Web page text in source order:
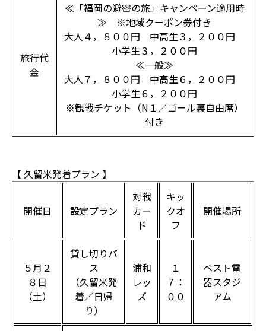
旅行代
金
≪「福岡の避密の旅」キャンペーン適用時
≫ ※地域クーポン券付き
大人４，８００円 中高生３，２００円
小学生３，２００円
≪一般≫
大人７，８００円 中高生６，２００円
小学生６，２００円
※観戦チケット（N１／ゴール裏自由席）
付き
【 久留米発着プラン 】
開催日 設定プラン
対戦
カー
ド
キッ
クオ
フ
開催場所
５月２
８日
（土）
貸し切りバ
ス
（久留米発
着／日帰
り）
浦和
レッ
ズ
１
７：
００
ベスト電
器スタジ
アム